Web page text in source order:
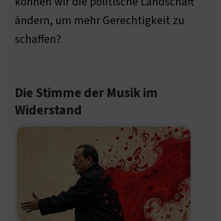
ändern, um mehr Gerechtigkeit zu
schaffen?
Die Stimme der Musik im
Widerstand